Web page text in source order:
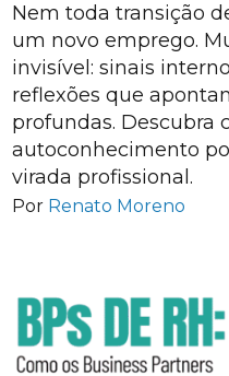
Nem toda transição
um novo emprego.
invisível: sinais
reflexões que
profundas. Descubra
autoconhecimento
virada profissional.
Por Renato Moreno